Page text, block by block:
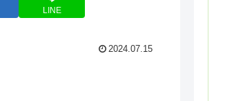
LINE
2024.07.15